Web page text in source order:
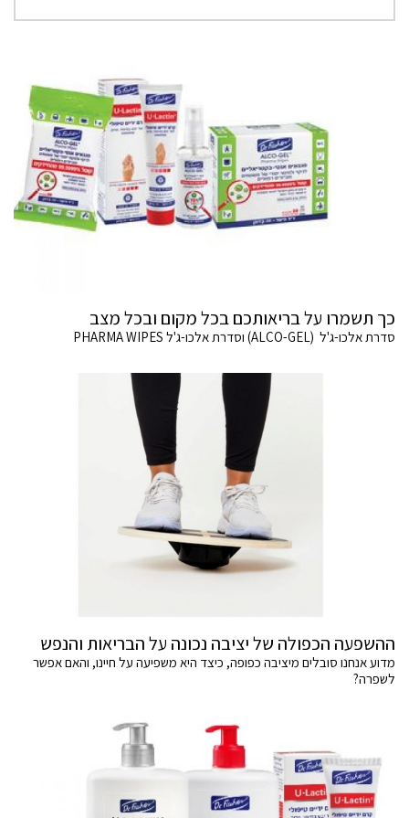
כך תשמרו על בריאותכם בכל מקום ובכל מצב
סדרת אלכו-ג'ל (ALCO-GEL) וסדרת אלכו-ג'ל PHARMA WIPES
ההשפעה הכפולה של יציבה נכונה על הבריאות והנפש
מדוע אנחנו סובלים מיציבה כפופה, כיצד היא משפיעה על חיינו, והאם אפשר
לשפרה?